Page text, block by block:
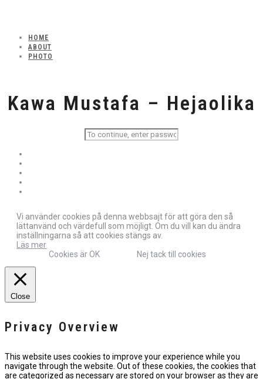
HOME
ABOUT
PHOTO
Kawa Mustafa – Hejaolika
Vi använder cookies på denna webbsajt för att göra den så
lättanvänd och värdefull som möjligt. Om du vill kan du ändra
inställningarna så att cookies stängs av.
Läs mer
Cookies är OK
Nej tack till cookies
Close
Privacy Overview
This website uses cookies to improve your experience while you
navigate through the website. Out of these cookies, the cookies that
are categorized as necessary are stored on your browser as they are